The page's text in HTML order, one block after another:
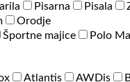
Pisarna Pisala
Orodje
Športne majice Polo
Atlantis AWDis